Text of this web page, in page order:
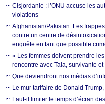
Cisjordanie : l’ONU accuse les
violations
Afghanistan/Pakistan. Les
contre un centre de
enquête en tant que possible
« Les femmes doivent prendre
rencontre avec Tala, survivante
Que deviendront nos médias
Le mur tarifaire de Donald
Faut-il limiter le temps d’écran